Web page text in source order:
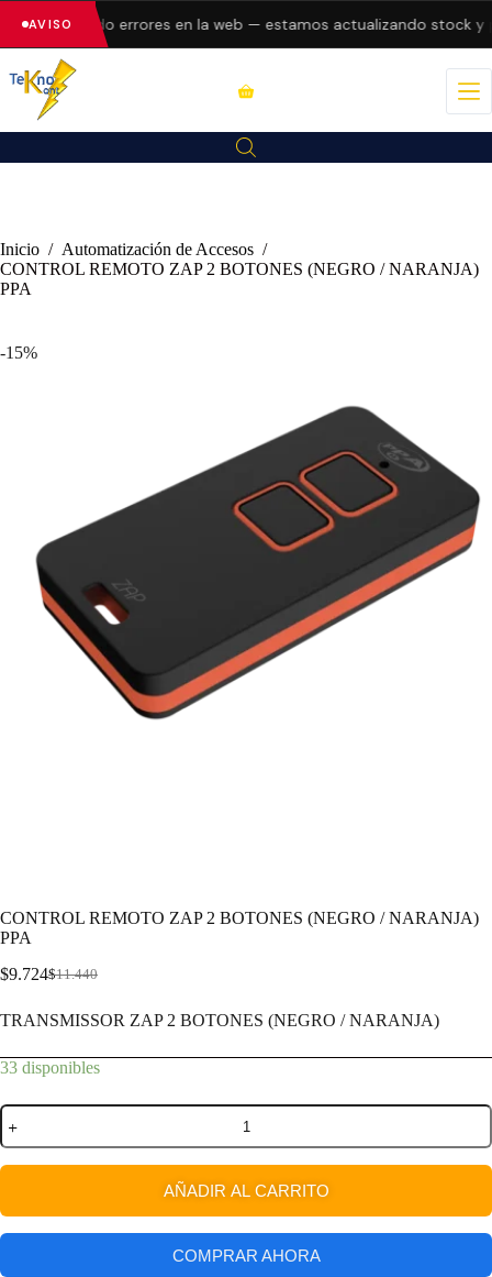
AVISO
presentando errores en la web — estamos actualizando stock y
Inicio / Automatización de Accesos /
CONTROL REMOTO ZAP 2 BOTONES (NEGRO / NARANJA)
PPA
-15%
CONTROL REMOTO ZAP 2 BOTONES (NEGRO / NARANJA)
PPA
$11.440
$9.724
TRANSMISSOR ZAP 2 BOTONES (NEGRO / NARANJA)
33 disponibles
AÑADIR AL CARRITO
COMPRAR AHORA